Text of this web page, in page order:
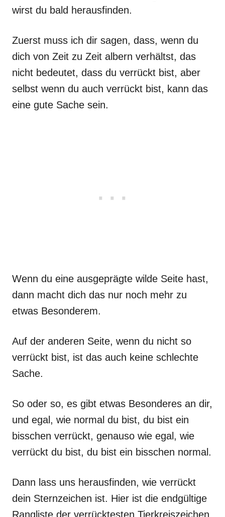
wirst du bald herausfinden.
Zuerst muss ich dir sagen, dass, wenn du
dich von Zeit zu Zeit albern verhältst, das
nicht bedeutet, dass du verrückt bist, aber
selbst wenn du auch verrückt bist, kann das
eine gute Sache sein.
Wenn du eine ausgeprägte wilde Seite hast,
dann macht dich das nur noch mehr zu
etwas Besonderem.
Auf der anderen Seite, wenn du nicht so
verrückt bist, ist das auch keine schlechte
Sache.
So oder so, es gibt etwas Besonderes an dir,
und egal, wie normal du bist, du bist ein
bisschen verrückt, genauso wie egal, wie
verrückt du bist, du bist ein bisschen normal.
Dann lass uns herausfinden, wie verrückt
dein Sternzeichen ist. Hier ist die endgültige
Rangliste der verrücktesten Tierkreiszeichen.